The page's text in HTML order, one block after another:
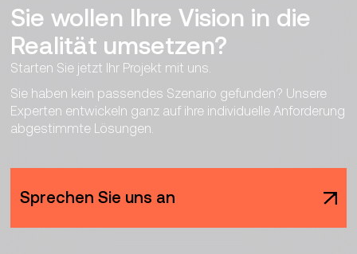
Sie wollen Ihre Vision in die
Realität umsetzen?
Starten Sie jetzt Ihr Projekt mit uns.
Sie haben kein passendes Szenario gefunden? Unsere
Experten entwickeln ganz auf ihre individuelle Anforderung
abgestimmte Lösungen.
Sprechen Sie uns an